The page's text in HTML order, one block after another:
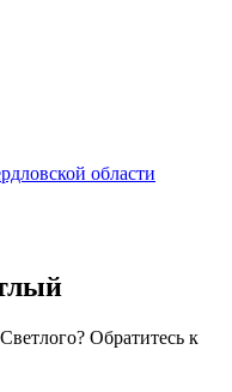
области
Обратитесь к